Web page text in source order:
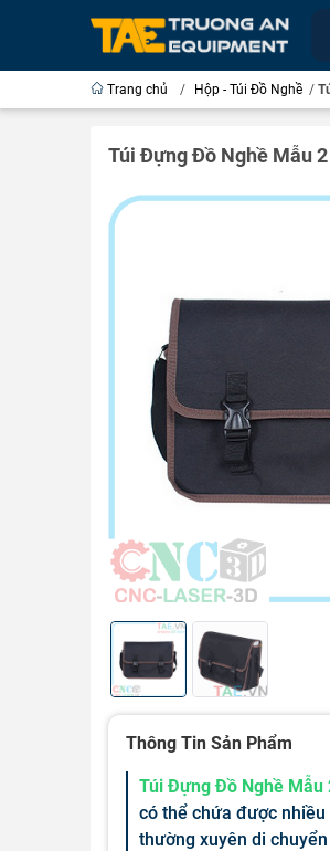
Trang chủ / Hộp - Túi Đồ Nghề /
Túi Đựng Đồ Nghề Mẫu 2
Thông Tin Sản Phẩm
Túi Đựng Đồ Nghề Mẫu
có thể chứa được
thường xuyên di